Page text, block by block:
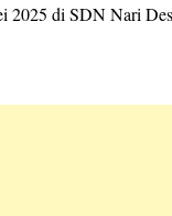
2025 di SDN Nari